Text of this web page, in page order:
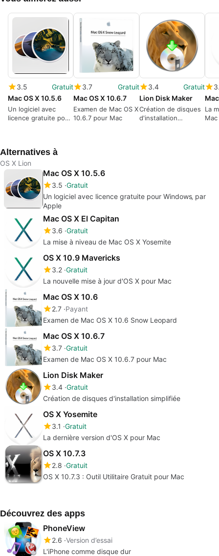
3.5
Gratuit
Mac OS X 10.5.6
Un logiciel avec
licence gratuite pour
3.7
Gratuit
Mac OS X 10.6.7
Examen de Mac OS X
10.6.7 pour Mac
3.4
Gratuit
Lion Disk Maker
Création de disques
d'installation
La
Alternatives à
OS X Lion
Mac OS X 10.5.6
3.5 Gratuit
Un logiciel avec licence gratuite pour Windows‚ par
Apple
Mac OS X El Capitan
3.6 Gratuit
La mise à niveau de Mac OS X Yosemite
OS X 10.9 Mavericks
3.2 Gratuit
La nouvelle mise à jour d'OS X pour Mac
Mac OS X 10.6
2.7 Payant
Examen de Mac OS X 10.6 Snow Leopard
Mac OS X 10.6.7
3.7 Gratuit
Examen de Mac OS X 10.6.7 pour Mac
Lion Disk Maker
3.4 Gratuit
Création de disques d'installation simplifiée
OS X Yosemite
3.1 Gratuit
La dernière version d'OS X pour Mac
OS X 10.7.3
2.8 Gratuit
OS X 10.7.3 : Outil Utilitaire Gratuit pour Mac
Découvrez des apps
PhoneView
2.6 Version d’essai
L'iPhone comme disque dur